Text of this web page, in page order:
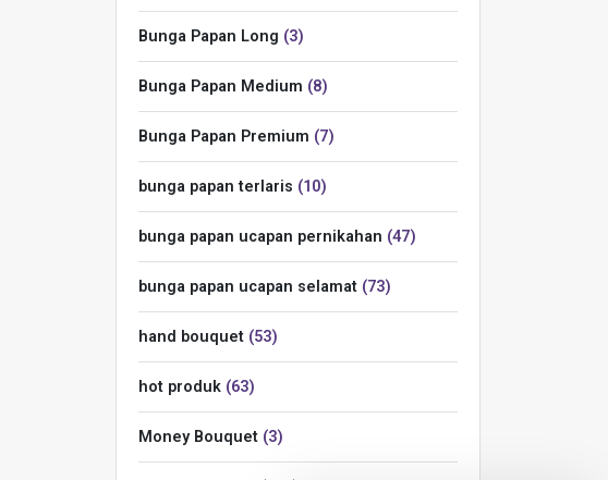
Bunga Papan Long 3
Bunga Papan Medium 8
Bunga Papan Premium 7
bunga papan terlaris 10
bunga papan ucapan pernikahan 47
bunga papan ucapan selamat 73
hand bouquet 53
hot produk 63
Money Bouquet 3